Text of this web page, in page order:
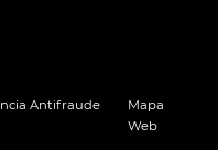
Antifraude
Mapa
Web